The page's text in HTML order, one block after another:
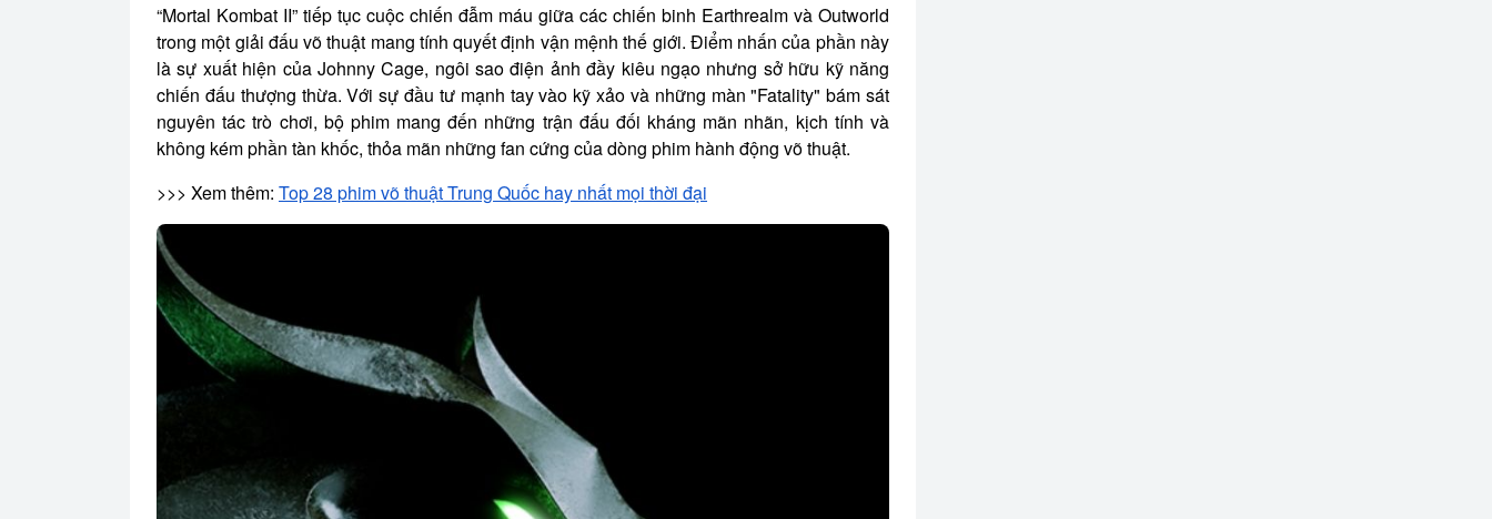
“Mortal Kombat II” tiếp tục cuộc chiến đẫm máu giữa các chiến binh Earthrealm và Outworld
trong một giải đấu võ thuật mang tính quyết định vận mệnh thế giới. Điểm nhấn của phần này
là sự xuất hiện của Johnny Cage, ngôi sao điện ảnh đầy kiêu ngạo nhưng sở hữu kỹ năng
chiến đấu thượng thừa. Với sự đầu tư mạnh tay vào kỹ xảo và những màn "Fatality" bám sát
nguyên tác trò chơi, bộ phim mang đến những trận đấu đối kháng mãn nhãn, kịch tính và
không kém phần tàn khốc, thỏa mãn những fan cứng của dòng phim hành động võ thuật.
>>> Xem thêm: Top 28 phim võ thuật Trung Quốc hay nhất mọi thời đại